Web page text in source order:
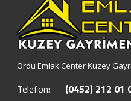
Ordu Emlak Center Kuzey
Telefon:
(0452) 212 01